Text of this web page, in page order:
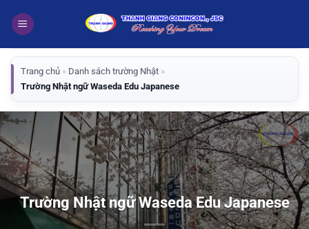
qua
dung
Trang chủ » Danh sách trường Nhật »
Trường Nhật ngữ Waseda Edu Japanese
Trường Nhật ngữ Waseda Edu Japanese